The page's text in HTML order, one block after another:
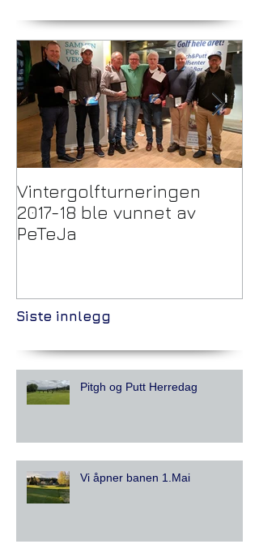
Vintergolfturneringen
2017-18 ble vunnet av
PeTeJa
Siste innlegg
Pitgh og Putt Herredag
Vi åpner banen 1.Mai